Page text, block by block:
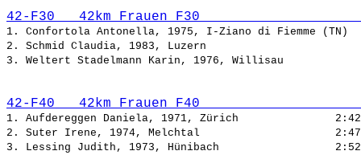
42-F30   42km Frauen F30
1. Confortola Antonella, 1975, I-Ziano di Fiemme (TN)
2. Schmid Claudia, 1983, Luzern
3. Weltert Stadelmann Karin, 1976, Willisau
42-F40   42km Frauen F40
1. Aufdereggen Daniela, 1971, Zürich
2. Suter Irene, 1974, Melchtal
3. Lessing Judith, 1973, Hünibach